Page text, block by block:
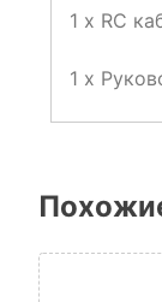
1 х RC
1 х